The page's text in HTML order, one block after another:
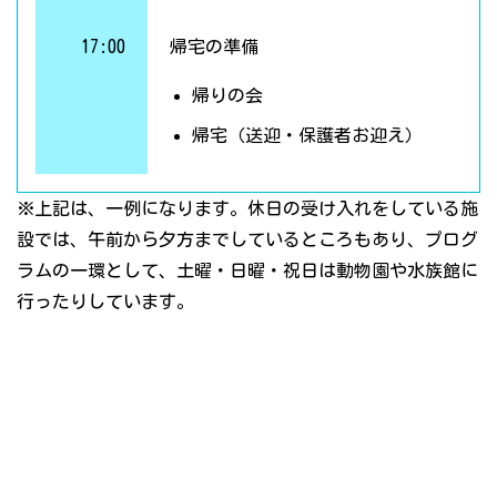
17:00 帰宅の準備
帰りの会
帰宅（送迎・保護者お迎え）
※上記は、一例になります。休日の受け入れをしている施
設では、午前から夕方までしているところもあり、プログ
ラムの一環として、土曜・日曜・祝日は動物園や水族館に
行ったりしています。